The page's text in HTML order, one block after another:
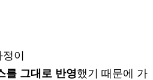
이
를 그대로 반영했기 때문에 가